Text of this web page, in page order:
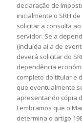
declaração de
inicialmente o SRH
solicitar a consulta
servidor. Se a
(incluída aí a de
deverá solicitar do
dependência
completo do titular e
que eventualmente
apresentando cópia
Lembramos que o
determina o artigo